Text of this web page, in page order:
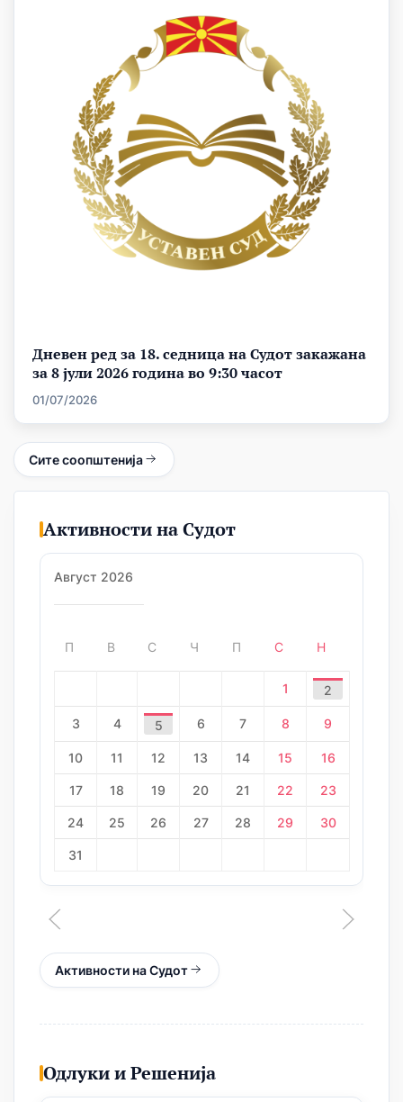
Дневен ред за 18. седница на Судот закажана
за 8 јули 2026 година во 9:30 часот
01/07/2026
Сите соопштенија
Активности на Судот
Август 2026
П В С Ч П С Н
1 2
3 4 5 6 7 8 9
10 11 12 13 14 15 16
17 18 19 20 21 22 23
24 25 26 27 28 29 30
31
Активности на Судот
Одлуки и Решенија